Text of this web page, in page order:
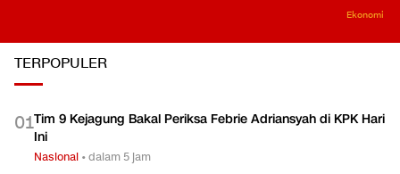
Ekonomi
TERPOPULER
01Tim 9 Kejagung Bakal Periksa Febrie Adriansyah di KPK Hari
Ini
Nasional •dalam 5 jam